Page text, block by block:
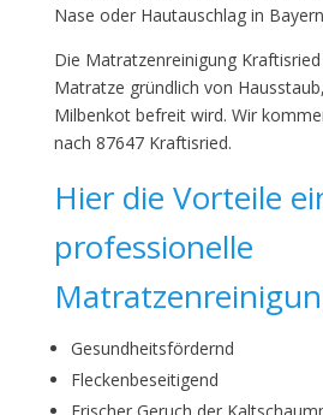
Nase oder Hautauschlag in
Die Matratzenreinigung
Matratze gründlich von
Milbenkot befreit wird. Wir
nach 87647 Kraftisried.
Hier die Vorteile
professionelle
Gesundheitsfördernd
Fleckenbeseitigend